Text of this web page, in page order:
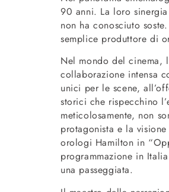
90 anni. La loro
non ha conosciuto
semplice produttore di
Nel mondo del cinema,
collaborazione intensa
unici per le scene,
storici che rispecchino
meticolosamente, non
protagonista e la
orologi Hamilton in
programmazione in
una passeggiata.